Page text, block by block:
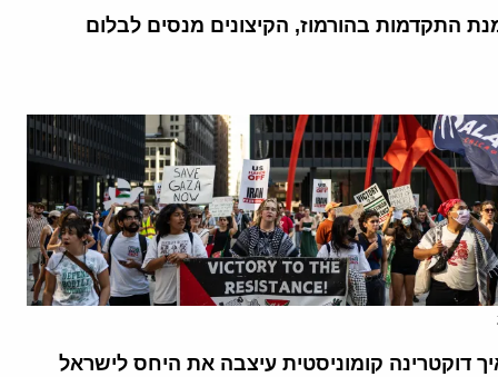
התקדמות בהורמוז, הקיצונים מנסים לבלום
דוקטרינה קומוניסטית עיצבה את היחס לישראל